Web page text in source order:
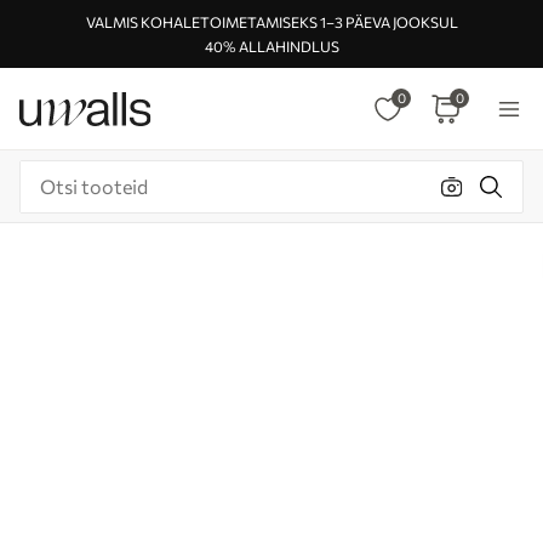
VALMIS KOHALETOIMETAMISEKS 1–3 PÄEVA JOOKSUL
40% ALLAHINDLUS
0 0